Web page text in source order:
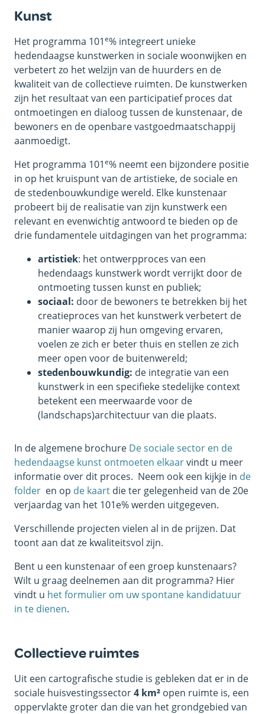
Kunst
Het programma 101e% integreert unieke
hedendaagse kunstwerken in sociale woonwijken en
verbetert zo het welzijn van de huurders en de
kwaliteit van de collectieve ruimten. De kunstwerken
zijn het resultaat van een participatief proces dat
ontmoetingen en dialoog tussen de kunstenaar, de
bewoners en de openbare vastgoedmaatschappij
aanmoedigt.
Het programma 101e% neemt een bijzondere positie
in op het kruispunt van de artistieke, de sociale en
de stedenbouwkundige wereld. Elke kunstenaar
probeert bij de realisatie van zijn kunstwerk een
relevant en evenwichtig antwoord te bieden op de
drie fundamentele uitdagingen van het programma:
artistiek: het ontwerpproces van een
hedendaags kunstwerk wordt verrijkt door de
ontmoeting tussen kunst en publiek;
sociaal: door de bewoners te betrekken bij het
creatieproces van het kunstwerk verbetert de
manier waarop zij hun omgeving ervaren,
voelen ze zich er beter thuis en stellen ze zich
meer open voor de buitenwereld;
stedenbouwkundig: de integratie van een
kunstwerk in een specifieke stedelijke context
betekent een meerwaarde voor de
(landschaps)architectuur van die plaats.
In de algemene brochure De sociale sector en de
hedendaagse kunst ontmoeten elkaarvindt u meer
informatie over dit proces. Neem ook een kijkje in de
folder en op de kaart die ter gelegenheid van de 20e
verjaardag van het 101e% werden uitgegeven.
Verschillende projecten vielen al in de prijzen. Dat
toont aan dat ze kwaliteitsvol zijn.
Bent u een kunstenaar of een groep kunstenaars?
Wilt u graag deelnemen aan dit programma? Hier
vindt u het formulier om uw spontane kandidatuur
in te dienen.
Collectieve ruimtes
Uit een cartografische studie is gebleken dat er in de
sociale huisvestingssector4 km² open ruimte is, een
oppervlakte groter dan die van het grondgebied van